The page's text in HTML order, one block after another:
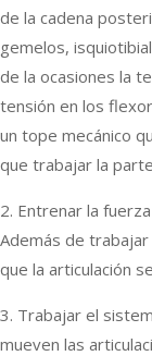
de la cadena
gemelos,
de la ocasiones la
tensión en los
un tope mecánico
que trabajar la
2. Entrenar la
Además de
que la articulación
3. Trabajar el
mueven las